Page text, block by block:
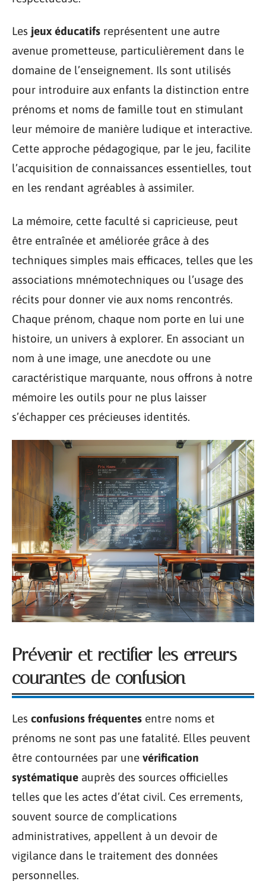
Les jeux éducatifs représentent une autre
avenue prometteuse, particulièrement dans le
domaine de l’enseignement. Ils sont utilisés
pour introduire aux enfants la distinction entre
prénoms et noms de famille tout en stimulant
leur mémoire de manière ludique et interactive.
Cette approche pédagogique, par le jeu, facilite
l’acquisition de connaissances essentielles, tout
en les rendant agréables à assimiler.
La mémoire, cette faculté si capricieuse, peut
être entraînée et améliorée grâce à des
techniques simples mais efficaces, telles que les
associations mnémotechniques ou l’usage des
récits pour donner vie aux noms rencontrés.
Chaque prénom, chaque nom porte en lui une
histoire, un univers à explorer. En associant un
nom à une image, une anecdote ou une
caractéristique marquante, nous offrons à notre
mémoire les outils pour ne plus laisser
s’échapper ces précieuses identités.
Prévenir et rectifier les erreurs
courantes de confusion
Les confusions fréquentes entre noms et
prénoms ne sont pas une fatalité. Elles peuvent
être contournées par une vérification
systématique auprès des sources officielles
telles que les actes d’état civil. Ces errements,
souvent source de complications
administratives, appellent à un devoir de
vigilance dans le traitement des données
personnelles.